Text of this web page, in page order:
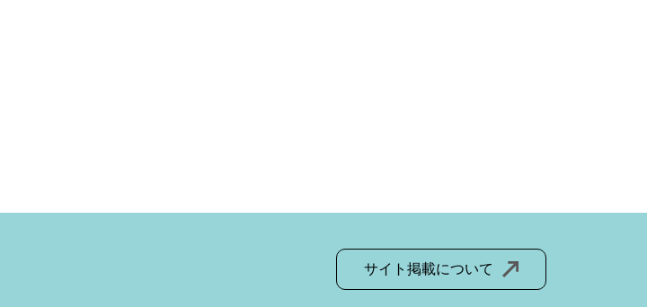
サイト掲載について